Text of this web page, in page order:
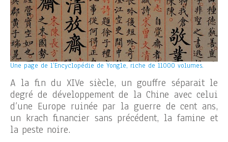
Une page de l’Encyclopédie de Yongle, riche de 11000 volumes.
A la fin du XIVe siècle, un gouffre séparait le
degré de développement de la Chine avec celui
d’une Europe ruinée par la guerre de cent ans,
un krach financier sans précédent, la famine et
la peste noire.